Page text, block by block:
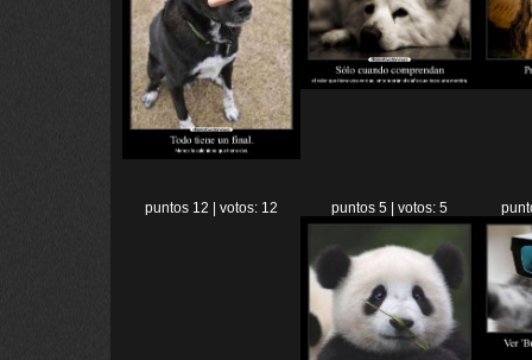
puntos 12 | votos: 12 puntos 5 | votos: 5